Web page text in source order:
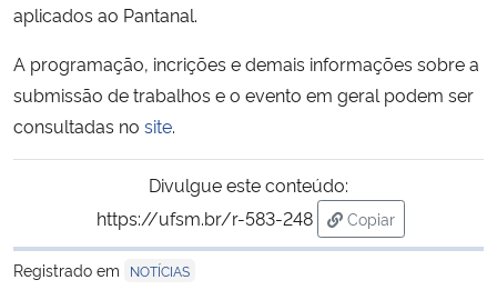
Secretaria de Governo
Gabinete de Segurança Institucional
Advocacia-Geral da União
Banco Central do Brasil
Planalto
aplicados ao Pantanal.
A programação, incrições e demais informações sobre a
submissão de trabalhos e o evento em geral podem ser
consultadas no site.
Divulgue este conteúdo:
https://ufsm.br/r-583-248
Copiar
para área de
Registrado em
NOTÍCIAS